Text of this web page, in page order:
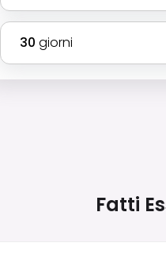
30 giorni
Fatti